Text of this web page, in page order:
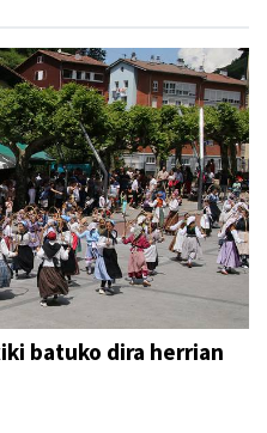
batuko dira herrian